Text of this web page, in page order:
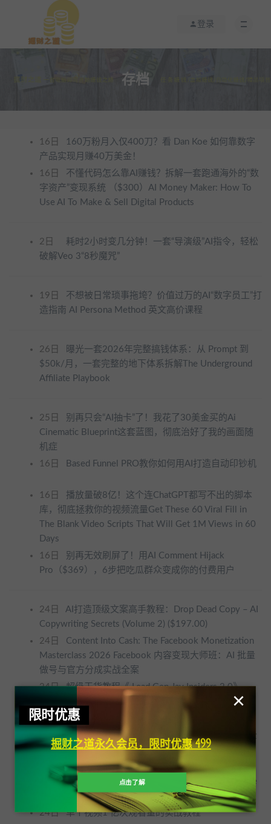
登录
存档
16日
160万粉月入仅400刀？看 Dan Koe 如何靠数字
产品实现月赚40万美金！
16日
不懂代码怎么靠AI赚钱？拆解一套跑通海外的“数
字资产”变现系统 （$300）AI Money Maker: How To
Use AI To Make & Sell Digital Products
2日
耗时2小时变几分钟！一套“导演级”AI指令，轻松
破解Veo 3“8秒魔咒”
19日
不想被日常琐事拖垮？价值过万的AI“数字员工”打
造指南 AI Persona Method 英文高价课程
26日
曝光一套2026年完整搞钱体系：从 Prompt 到
$50k/月，一套完整的地下体系拆解The Underground
Affiliate Playbook
25日
别再只会“AI抽卡”了！我花了30美金买的Ai
Cinematic Blueprint这套蓝图，彻底治好了我的画面随
机症
16日
Based Funnel PRO教你如何用AI打造自动印钞机
16日
播放量破8亿！这个连ChatGPT都写不出的脚本
库，彻底拯救你的视频流量Get These 60 Viral Fill in
The Blank Video Scripts That Will Get 1M Views in 60
Days
16日
别再无效刷屏了！用AI Comment Hijack
Pro（$369），6步把吃瓜群众变成你的付费用户
24日
AI打造顶级文案高手教程：Drop Dead Copy – AI
Copywriting Secrets (Volume 2) ($197.00)
24日
Content Into Cash: The Facebook Monetization
Masterclass 2026 Facebook 内容变现大师班：AI 批量
做号与官方分成实战全案
24日
超级干货教程《 Lead Gen Jay Insiders 2.0》 ，
价值$1,497
24日
Wanner | Faceless Youtube Automation Course
24日
Faceless ATM Machine：0 预算、无露脸、AI 全
自动的躺赚蓝图
每周不到 1 小时，却能带来稳定的六位数月收
入，Lauren Tickner课程：Offer Scaling System Course
24日
单个视频1 亿次观看量的实战教程
限时优惠
掘财之道永久会员，限时优惠 499
点击了解
×